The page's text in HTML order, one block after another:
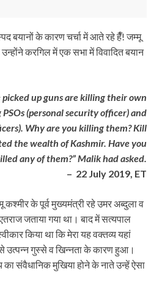
बयानों के कारण चर्चा में आते रहे हैँ! जम्मू
करगिल में एक सभा में विवादित बयान
picked up guns are killing their own
(personal security officer) and
Why are you killing them? Kill
the wealth of Kashmir. Have you
any of them?” Malik had asked.
– 22 July 2019, ET
के पूर्व मुख्यमंत्री रहे उमर अब्दुला व
जताया गया था। बाद में सत्यपाल
किया था कि मेरा यह वक्तव्य यहां
से उत्पन्‍न गुस्से व खिन्नता के कारण हुआ।
का संवैधानिक मुखिया होने के नाते उन्‍हें ऐसा